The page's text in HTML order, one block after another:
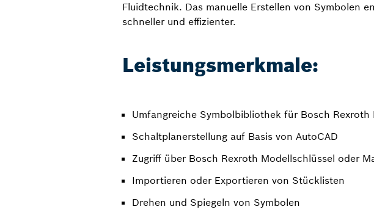
Fluidtechnik. Das manuelle Erstellen von Symbolen
schneller und effizienter.
Leistungsmerkmale:
Umfangreiche Symbolbibliothek für Bosch Rexroth
Schaltplanerstellung auf Basis von AutoCAD
Zugriff über Bosch Rexroth Modellschlüssel oder
Importieren oder Exportieren von Stücklisten
Drehen und Spiegeln von Symbolen